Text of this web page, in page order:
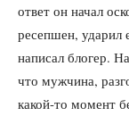
ответ он начал
ресепшен, ударил
написал блогер.
что мужчина,
какой-то момент